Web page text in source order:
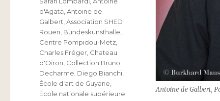
Antoine de Galbert,
d'Agata ,Antoine de
Galbert ,Association SHED
Rouen Bundeskunsthalle
Centre Pompidou-Metz
Charles Fréger Chateau
d'Oiron Collection Bruno
Decharme Diego Bianchi
École d'art de Guyane
École nationale supérieure